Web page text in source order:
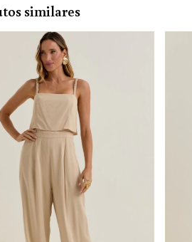
similares